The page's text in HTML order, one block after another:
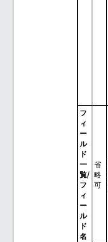
フ
ィ
ー
ル
ド
一
覧/
フ
ィ
ー
ル
ド
名
省
略
可